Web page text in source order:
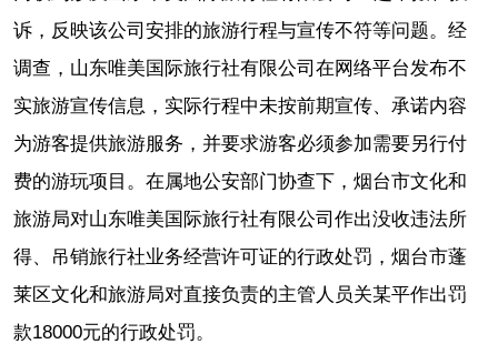
诉，反映该公司安排的旅游行程与宣传不符等问题。经
调查，山东唯美国际旅行社有限公司在网络平台发布不
实旅游宣传信息，实际行程中未按前期宣传、承诺内容
为游客提供旅游服务，并要求游客必须参加需要另行付
费的游玩项目。在属地公安部门协查下，烟台市文化和
旅游局对山东唯美国际旅行社有限公司作出没收违法所
得、吊销旅行社业务经营许可证的行政处罚，烟台市蓬
莱区文化和旅游局对直接负责的主管人员关某平作出罚
款18000元的行政处罚。